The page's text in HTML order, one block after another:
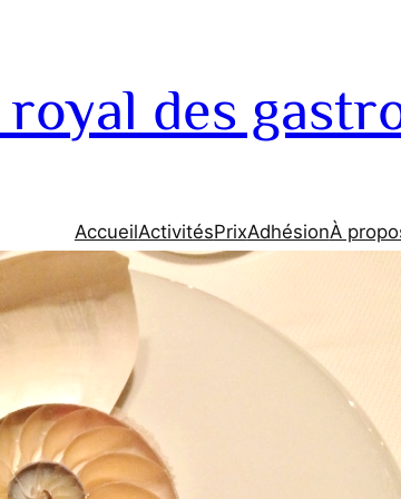
des
AccueilActivitésPrixAdhésionÀ